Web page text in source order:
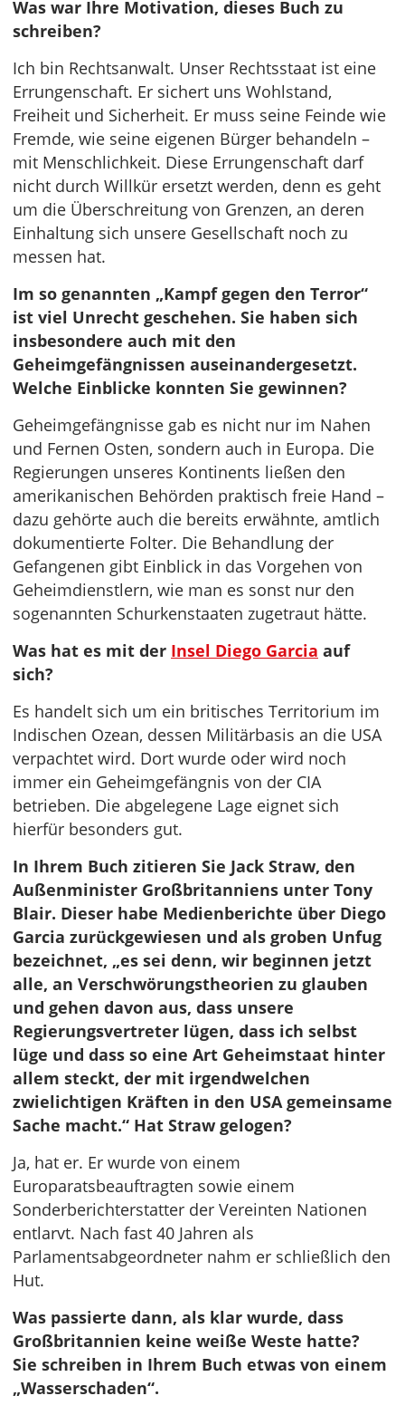
Was war Ihre Motivation, dieses Buch zu
schreiben?
Ich bin Rechtsanwalt. Unser Rechtsstaat ist eine
Errungenschaft. Er sichert uns Wohlstand,
Freiheit und Sicherheit. Er muss seine Feinde wie
Fremde, wie seine eigenen Bürger behandeln –
mit Menschlichkeit. Diese Errungenschaft darf
nicht durch Willkür ersetzt werden, denn es geht
um die Überschreitung von Grenzen, an deren
Einhaltung sich unsere Gesellschaft noch zu
messen hat.
Im so genannten „Kampf gegen den Terror“
ist viel Unrecht geschehen. Sie haben sich
insbesondere auch mit den
Geheimgefängnissen auseinandergesetzt.
Welche Einblicke konnten Sie gewinnen?
Geheimgefängnisse gab es nicht nur im Nahen
und Fernen Osten, sondern auch in Europa. Die
Regierungen unseres Kontinents ließen den
amerikanischen Behörden praktisch freie Hand –
dazu gehörte auch die bereits erwähnte, amtlich
dokumentierte Folter. Die Behandlung der
Gefangenen gibt Einblick in das Vorgehen von
Geheimdienstlern, wie man es sonst nur den
sogenannten Schurkenstaaten zugetraut hätte.
Was hat es mit der Insel Diego Garcia auf
sich?
Es handelt sich um ein britisches Territorium im
Indischen Ozean, dessen Militärbasis an die USA
verpachtet wird. Dort wurde oder wird noch
immer ein Geheimgefängnis von der CIA
betrieben. Die abgelegene Lage eignet sich
hierfür besonders gut.
In Ihrem Buch zitieren Sie Jack Straw, den
Außenminister Großbritanniens unter Tony
Blair. Dieser habe Medienberichte über Diego
Garcia zurückgewiesen und als groben Unfug
bezeichnet, „es sei denn, wir beginnen jetzt
alle, an Verschwörungstheorien zu glauben
und gehen davon aus, dass unsere
Regierungsvertreter lügen, dass ich selbst
lüge und dass so eine Art Geheimstaat hinter
allem steckt, der mit irgendwelchen
zwielichtigen Kräften in den USA gemeinsame
Sache macht.“ Hat Straw gelogen?
Ja, hat er. Er wurde von einem
Europaratsbeauftragten sowie einem
Sonderberichterstatter der Vereinten Nationen
entlarvt. Nach fast 40 Jahren als
Parlamentsabgeordneter nahm er schließlich den
Hut.
Was passierte dann, als klar wurde, dass
Großbritannien keine weiße Weste hatte?
Sie schreiben in Ihrem Buch etwas von einem
„Wasserschaden“.